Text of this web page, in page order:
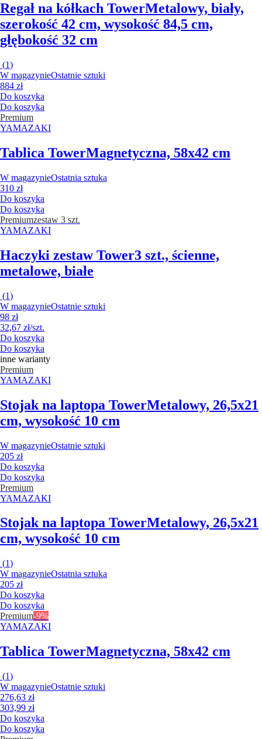
Regał na kółkach TowerMetalowy, biały,
szerokość 42 cm, wysokość 84,5 cm,
głębokość 32 cm
(1)
W magazynieOstatnie sztuki
884 zł
Do koszyka
Do koszyka
Premium
YAMAZAKI
Tablica TowerMagnetyczna, 58x42 cm
W magazynieOstatnia sztuka
310 zł
Do koszyka
Do koszyka
Premiumzestaw 3 szt.
YAMAZAKI
Haczyki zestaw Tower3 szt., ścienne,
metalowe, białe
(1)
W magazynieOstatnie sztuki
98 zł
32,67 zł/szt.
Do koszyka
Do koszyka
inne warianty
Premium
YAMAZAKI
Stojak na laptopa TowerMetalowy, 26,5x21
cm, wysokość 10 cm
W magazynieOstatnie sztuki
205 zł
Do koszyka
Do koszyka
Premium
YAMAZAKI
Stojak na laptopa TowerMetalowy, 26,5x21
cm, wysokość 10 cm
(1)
W magazynieOstatnia sztuka
205 zł
Do koszyka
Do koszyka
Premium-9%
YAMAZAKI
Tablica TowerMagnetyczna, 58x42 cm
(1)
W magazynieOstatnie sztuki
276,63 zł
303,99 zł
Do koszyka
Do koszyka